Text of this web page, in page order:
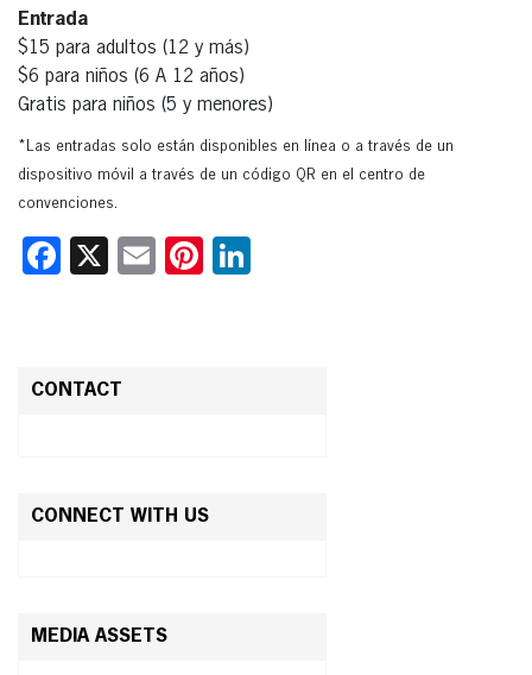
Entrada
$15 para adultos (12 y más)
$6 para niños (6 A 12 años)
Gratis para niños (5 y menores)
*Las entradas solo están disponibles en línea o a través de un
dispositivo móvil a través de un código QR en el centro de
convenciones.
Facebook
X EmailPinterest
CONTACT
CONNECT WITH US
MEDIA ASSETS